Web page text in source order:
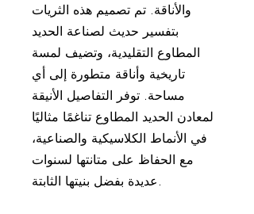
والأناقة. تم تصميم هذه الثريات
بتفسير حديث لصناعة الحديد
المطاوع التقليدية، وتضيف لمسة
تاريخية وأناقة متطورة إلى أي
مساحة. توفر التفاصيل الأنيقة
لمعادن الحديد المطاوع تناغمًا مثاليًا
في الأنماط الكلاسيكية والصناعية،
مع الحفاظ على متانتها لسنوات
عديدة بفضل بنيتها الثابتة.